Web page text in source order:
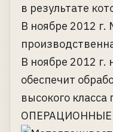
в результате
В ноябре 2012
В ноябре 2012 г.
обеспечит
высокого класса
ОПЕРАЦИОННЫЕ